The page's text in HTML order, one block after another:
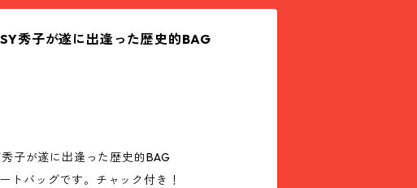
秀子が遂に出逢った歴史的BAG
子が遂に出逢った歴史的BAG
トバッグです。チャック付き！